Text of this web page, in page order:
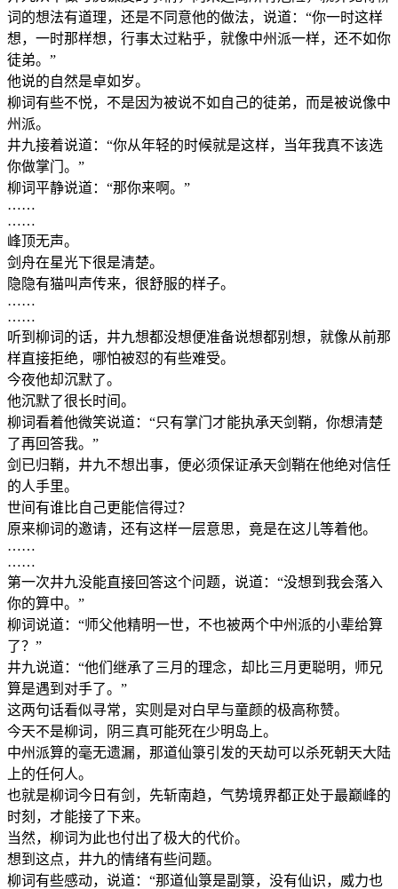
词的想法有道理，还是不同意他的做法，说道：“你一时这样
想，一时那样想，行事太过粘乎，就像中州派一样，还不如你
徒弟。”
他说的自然是卓如岁。
柳词有些不悦，不是因为被说不如自己的徒弟，而是被说像中
州派。
井九接着说道：“你从年轻的时候就是这样，当年我真不该选
你做掌门。”
柳词平静说道：“那你来啊。”
……
……
峰顶无声。
剑舟在星光下很是清楚。
隐隐有猫叫声传来，很舒服的样子。
……
……
听到柳词的话，井九想都没想便准备说想都别想，就像从前那
样直接拒绝，哪怕被怼的有些难受。
今夜他却沉默了。
他沉默了很长时间。
柳词看着他微笑说道：“只有掌门才能执承天剑鞘，你想清楚
了再回答我。”
剑已归鞘，井九不想出事，便必须保证承天剑鞘在他绝对信任
的人手里。
世间有谁比自己更能信得过？
原来柳词的邀请，还有这样一层意思，竟是在这儿等着他。
……
……
第一次井九没能直接回答这个问题，说道：“没想到我会落入
你的算中。”
柳词说道：“师父他精明一世，不也被两个中州派的小辈给算
了？”
井九说道：“他们继承了三月的理念，却比三月更聪明，师兄
算是遇到对手了。”
这两句话看似寻常，实则是对白早与童颜的极高称赞。
今天不是柳词，阴三真可能死在少明岛上。
中州派算的毫无遗漏，那道仙箓引发的天劫可以杀死朝天大陆
上的任何人。
也就是柳词今日有剑，先斩南趋，气势境界都正处于最巅峰的
时刻，才能接了下来。
当然，柳词为此也付出了极大的代价。
想到这点，井九的情绪有些问题。
柳词有些感动，说道：“那道仙箓是副箓，没有仙识，威力也